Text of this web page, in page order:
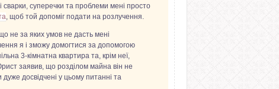
сварки, суперечки та проблеми мені просто
, щоб той допоміг подати на розлучення.
не за яких умов не дасть мені
я і зможу домогтися за допомогою
3-кімнатна квартира та, крім неї,
заявив, що розділом майна він не
досвідчені у цьому питанні та